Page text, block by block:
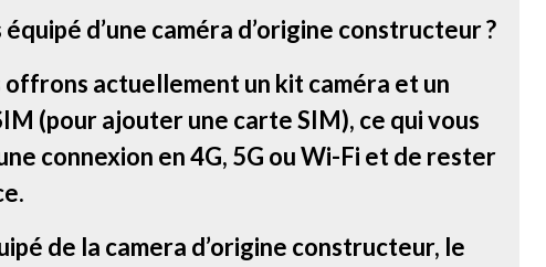
d’une caméra d’origine constructeur ?
offrons actuellement un kit caméra et un
(pour ajouter une carte SIM), ce qui vous
connexion en 4G, 5G ou Wi-Fi et de rester
de la camera d’origine constructeur, le